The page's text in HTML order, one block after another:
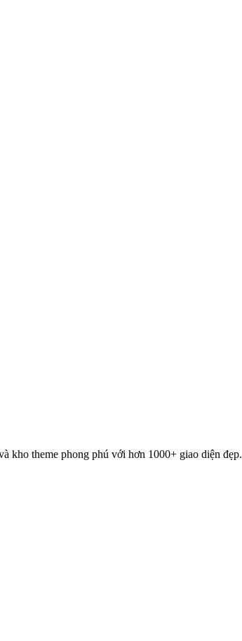
kho theme phong phú với hơn 1000+ giao diện đẹp.